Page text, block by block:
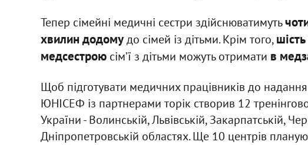
Тепер сімейні медичні сестри здійснюватимуть
хвилин додомудо сімей із дітьми. Крім того,
медсестроюсім’ї з дітьми можуть отримати в
Щоб підготувати медичних працівників до надання
ЮНІСЕФ із партнерами торік створив 12
України - Волинській, Львівській, Закарпатській,
Дніпропетровській областях. Ще 10 центрів